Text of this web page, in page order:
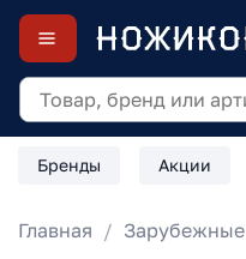
Бренды Акции
Главная Зарубежные